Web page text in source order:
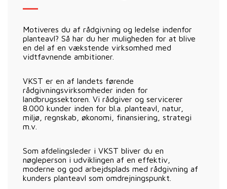
Motiveres du af rådgivning og ledelse indenfor
planteavl? Så har du her muligheden for at blive
en del af en vækstende virksomhed med
vidtfavnende ambitioner.
VKST er en af landets førende
rådgivningsvirksomheder inden for
landbrugssektoren. Vi rådgiver og servicerer
8.000 kunder inden for bl.a. planteavl, natur,
miljø, regnskab, økonomi, finansiering, strategi
m.v.
Som afdelingsleder i VKST bliver du en
nøgleperson i udviklingen af en effektiv,
moderne og god arbejdsplads med rådgivning af
kunders planteavl som omdrejningspunkt.